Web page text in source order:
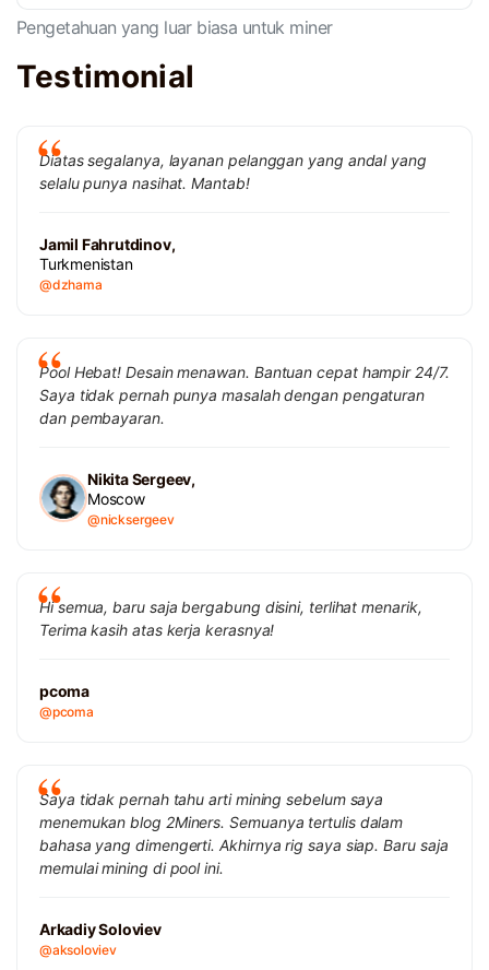
Pengetahuan yang luar biasa untuk miner
Testimonial
Diatas segalanya, layanan pelanggan yang andal yang
selalu punya nasihat. Mantab!
Jamil Fahrutdinov,
Turkmenistan
@dzhama
Pool Hebat! Desain menawan. Bantuan cepat hampir 24/7.
Saya tidak pernah punya masalah dengan pengaturan
dan pembayaran.
Nikita Sergeev,
Moscow
@nicksergeev
Hi semua, baru saja bergabung disini, terlihat menarik,
Terima kasih atas kerja kerasnya!
pcoma
@pcoma
Saya tidak pernah tahu arti mining sebelum saya
menemukan blog 2Miners. Semuanya tertulis dalam
bahasa yang dimengerti. Akhirnya rig saya siap. Baru saja
memulai mining di pool ini.
Arkadiy Soloviev
@aksoloviev